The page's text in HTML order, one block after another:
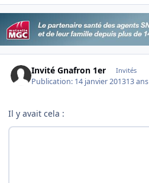
Invité Gnafron 1er Invités
Publication: 14 janvier 201313 ans
Il y avait cela :